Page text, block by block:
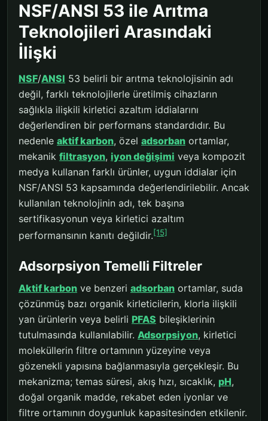
NSF/ANSI 53 ile Arıtma
Teknolojileri Arasındaki
İlişki
NSF/ANSI 53 belirli bir arıtma teknolojisinin adı
değil, farklı teknolojilerle üretilmiş cihazların
sağlıkla ilişkili kirletici azaltım iddialarını
değerlendiren bir performans standardıdır. Bu
nedenle aktif karbon, özel adsorban ortamlar,
mekanik filtrasyon, iyon değişimi veya kompozit
medya kullanan farklı ürünler, uygun iddialar için
NSF/ANSI 53 kapsamında değerlendirilebilir. Ancak
kullanılan teknolojinin adı, tek başına
sertifikasyonun veya kirletici azaltım
performansının kanıtı değildir.[15]
Adsorpsiyon Temelli Filtreler
Aktif karbon ve benzeri adsorban ortamlar, suda
çözünmüş bazı organik kirleticilerin, klorla ilişkili
yan ürünlerin veya belirli PFAS bileşiklerinin
tutulmasında kullanılabilir. Adsorpsiyon, kirletici
moleküllerin filtre ortamının yüzeyine veya
gözenekli yapısına bağlanmasıyla gerçekleşir. Bu
mekanizma; temas süresi, akış hızı, sıcaklık, pH,
doğal organik madde, rekabet eden iyonlar ve
filtre ortamının doygunluk kapasitesinden etkilenir.